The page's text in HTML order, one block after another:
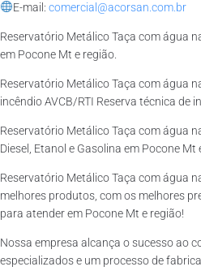
E-mail: comercial@acorsan.com.br
Reservatório Metálico Taça com água
em Pocone Mt e região.
Reservatório Metálico Taça com água
incêndio AVCB/RTI Reserva técnica de
Reservatório Metálico Taça com água
Diesel, Etanol e Gasolina em Pocone Mt
Reservatório Metálico Taça com água
melhores produtos, com os melhores
para atender em Pocone Mt e região!
Nossa empresa alcança o sucesso ao
especializados e um processo de